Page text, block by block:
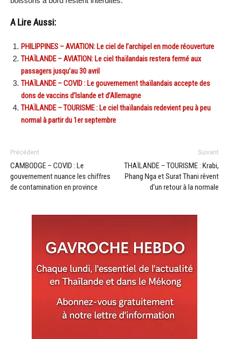
A Lire Aussi:
PHILIPPINES – AVIATION: Le ciel de l’archipel en mode réouverture
THAÏLANDE – AVIATION: Le ciel thaïlandais restera fermé aux
passagers jusqu’au 30 avril
THAÏLANDE – COVID : Le gouvernement thaïlandais accepte des
dons de vaccins d’Islande et d’Allemagne
THAÏLANDE – TOURISME : Le ciel thaïlandais redevient peu à peu
normal à partir du 1er septembre
Précédent
CAMBODGE – COVID : Le
gouvernement nuance les chiffres
de contamination en province
Suivant
THAÏLANDE – TOURISME : Krabi,
Phang Nga et Surat Thani rêvent
d’un retour à la normale